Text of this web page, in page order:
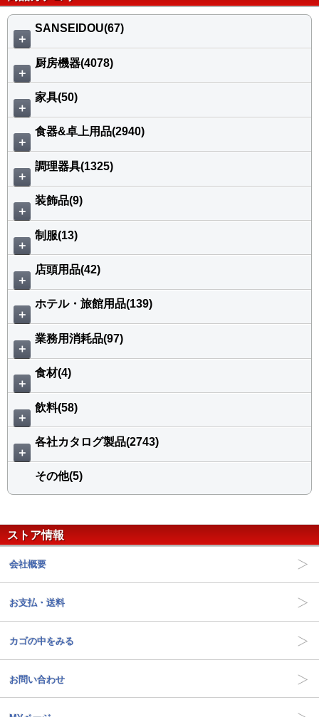
＋
SANSEIDOU(67)
＋
厨房機器(4078)
＋
家具(50)
＋
食器&卓上用品(2940)
＋
調理器具(1325)
＋
装飾品(9)
＋
制服(13)
＋
店頭用品(42)
＋
ホテル・旅館用品(139)
＋
業務用消耗品(97)
＋
食材(4)
＋
飲料(58)
＋
各社カタログ製品(2743)
その他(5)
ストア情報
会社概要
お支払・送料
カゴの中をみる
お問い合わせ